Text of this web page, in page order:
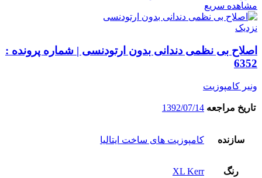
مشاهده سریع
نزدیک
اصلاح بی نظمی دندانی بدون ارتودنسی | شماره پرونده :
6352
ونیر کامپوزیت
تاریخ مراجعه 1392/07/14
سازنده کامپوزیت های ساخت ایتالیا
رنگ XL Kerr